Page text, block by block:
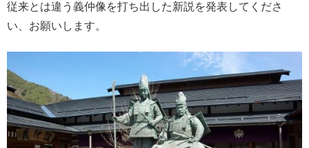
従来とは違う義仲像を打ち出した新説を発表してくださ
い、お願いします。